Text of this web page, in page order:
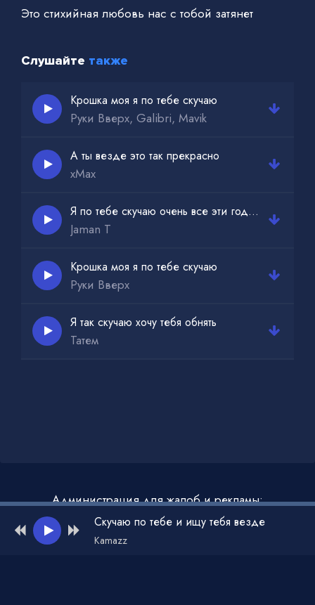
Это стихийная любовь нас с тобой затянет
Слушайте также
Крошка моя я по тебе скучаю
Руки Вверх, Galibri, Mavik
А ты везде это так прекрасно
xMax
Я по тебе скучаю очень все эти года и все ночи
Jaman T
Крошка моя я по тебе скучаю
Руки Вверх
Я так скучаю хочу тебя обнять
Татем
Администрация для жалоб и рекламы:
admin@muzdark.net
Скучаю по тебе и ищу тебя везде
Kamazz